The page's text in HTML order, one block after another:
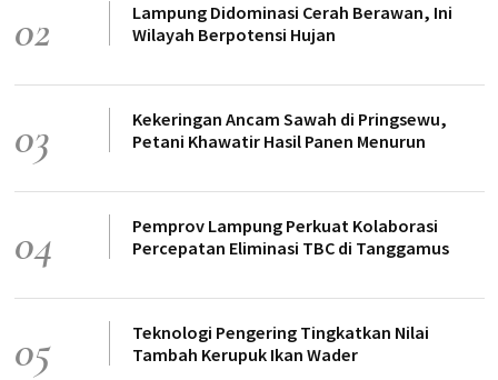
02
Lampung Didominasi Cerah Berawan, Ini
Wilayah Berpotensi Hujan
03
Kekeringan Ancam Sawah di Pringsewu,
Petani Khawatir Hasil Panen Menurun
04
Pemprov Lampung Perkuat Kolaborasi
Percepatan Eliminasi TBC di Tanggamus
05
Teknologi Pengering Tingkatkan Nilai
Tambah Kerupuk Ikan Wader